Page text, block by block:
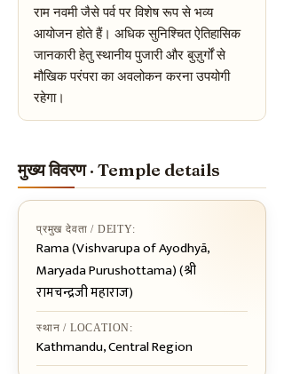
राम नवमी जैसे पर्व पर विशेष रूप से भव्य
आयोजन होते हैं। अधिक सुनिश्चित ऐतिहासिक
जानकारी हेतु स्थानीय पुजारी और बुज़ुर्गों से
मौखिक परंपरा का अवलोकन करना उपयोगी
रहेगा।
मुख्य विवरण · Temple details
प्रमुख देवता / DEITY:
Rama (Vishvarupa of Ayodhyā,
Maryada Purushottama) (श्री
रामचन्द्रजी महाराज)
स्थान / LOCATION:
Kathmandu, Central Region